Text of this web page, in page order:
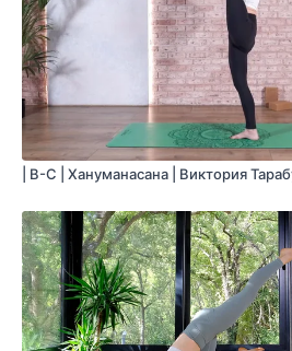
Оборудование: не потребуется
Продолжительность:65 мин.
| B-С | Хануманасана | Виктория